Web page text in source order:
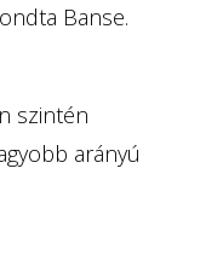
Banse.
szintén
arányú